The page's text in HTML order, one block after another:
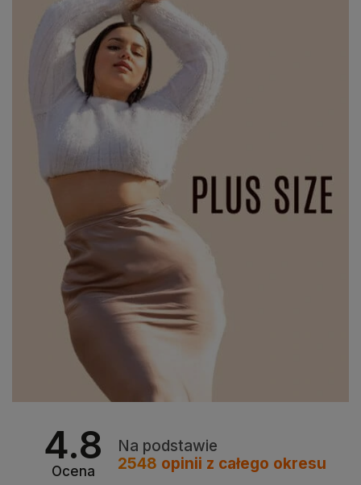
4.8
Ocena
Na podstawie
2548 opinii z całego okresu